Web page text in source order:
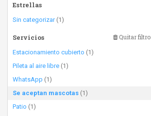
Estrellas
Sin categorizar(1)
Servicios Quitar filtro
Estacionamiento cubierto (1)
Pileta al aire libre (1)
WhatsApp (1)
Se aceptan mascotas (1)
Patio (1)